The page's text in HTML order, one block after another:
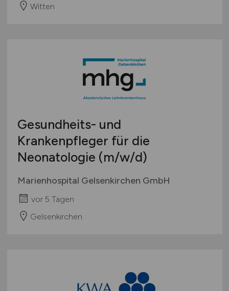
Witten
Gesundheits- und
Krankenpfleger für die
Neonatologie (m/w/d)
Marienhospital Gelsenkirchen GmbH
vor 5 Tagen
Gelsenkirchen